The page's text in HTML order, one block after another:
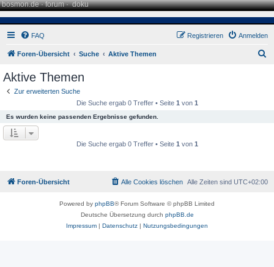
bosmon.de·forum·doku
FAQ Anmelden
Registrieren
Foren-Übersicht Suche Aktive Themen
Aktive Themen
Zur erweiterten Suche
Die Suche ergab 0 Treffer • Seite 1 von 1
Es wurden keine passenden Ergebnisse gefunden.
Die Suche ergab 0 Treffer • Seite 1 von 1
Foren-Übersicht Alle Zeiten sind UTC+02:00
Alle Cookies löschen
Powered by phpBB® Forum Software © phpBB Limited
Deutsche Übersetzung durch phpBB.de
Impressum | Datenschutz | Nutzungsbedingungen